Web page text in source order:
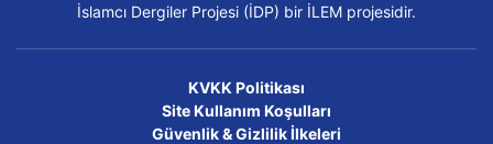
İslamcı Dergiler Projesi (İDP) bir İLEM projesidir.
KVKK Politikası
Site Kullanım Koşulları
Güvenlik & Gizlilik İlkeleri